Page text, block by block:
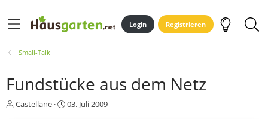
Login Registrieren
Small-Talk
Fundstücke aus dem Netz
E
Castellane
E
03. Juli 2009